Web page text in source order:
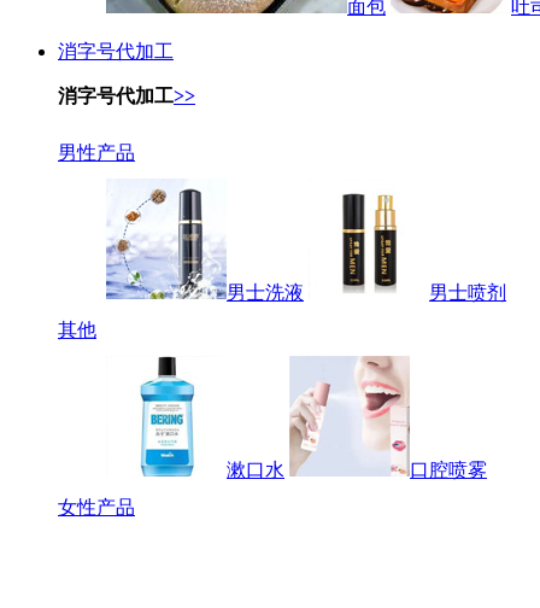
面包 吐
消字号代加工
消字号代加工>>
男性产品
男士洗液
男士喷剂
其他
漱口水
口腔喷雾
女性产品